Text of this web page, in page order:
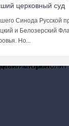
церковный суд
Синода Русской
и Белозерский
Но...